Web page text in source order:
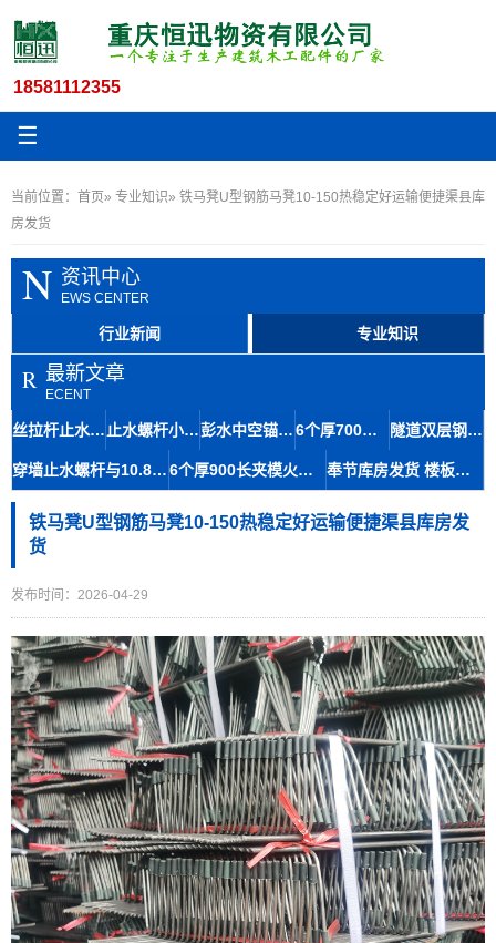
18581112355
☰
当前位置： 首页» 专业知识» 铁马凳U型钢筋马凳10-150热稳定好运输便捷渠县库
房发货
N 资讯中心
EWS CENTER
行业新闻 专业知识
R 最新文章
ECENT
丝拉杆止水12.5与木工丝杆套管在地铁修建中的材料应用及石柱存储便捷性 止水螺杆小14丝杆木工房屋建筑材料九龙坡区生产速度快 彭水中空锚杆及14.5粗牙对拉螺杆止水拉杆螺栓快速生产技术 6个厚700长步步紧头工地建始火钩厂家扒钩型夹具专业知识 隧道双层钢筋马凳筋8-110工艺成熟间距稳定铜仁库房发货
穿墙止水螺杆与10.8对拉丝杆在大坝施工中的应用及体积优势 6个厚900长夹模火钩建筑专用夹具南江丝杆厂家规格齐全 奉节库房发货 楼板马镫人字形马凳6-140 成本经济提升结构强度
铁马凳U型钢筋马凳10-150热稳定好运输便捷渠县库房发
货
发布时间：2026-04-29